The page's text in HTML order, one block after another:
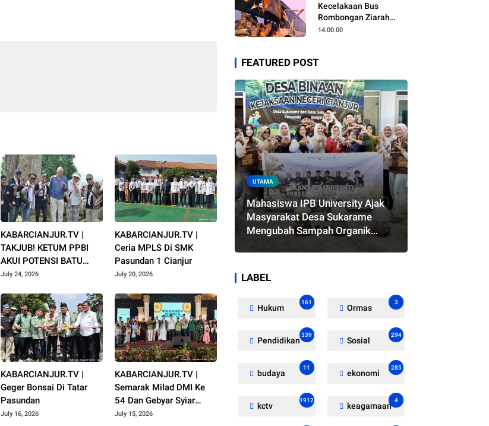
KABARCIANJUR.TV |
TAKJUB! KETUM PPBI
AKUI POTENSI BATU
GUNUNG PADANG
July 24, 2026
KABARCIANJUR.TV |
Ceria MPLS Di SMK
Pasundan 1 Cianjur
July 20, 2026
KABARCIANJUR.TV |
Geger Bonsai Di Tatar
Pasundan
July 16, 2026
KABARCIANJUR.TV |
Semarak Milad DMI Ke
54 Dan Gebyar Syiar
Muharram 1448 H
July 15, 2026
Kecelakaan Bus
Rombongan Ziarah
Walisongo Pesantren
14.00.00
FEATURED POST
UTAMA
Mahasiswa IPB University Ajak
Masyarakat Desa Sukarame
Mengubah Sampah Organik
LABEL
Hukum
161
Ormas
3
Pendidikan
339
Sosial
294
budaya
11
ekonomi
285
kctv
1912
keagamaan
4